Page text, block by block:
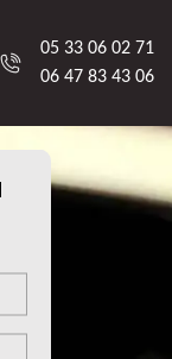
05 33 06 02 71
06 47 83 43 06